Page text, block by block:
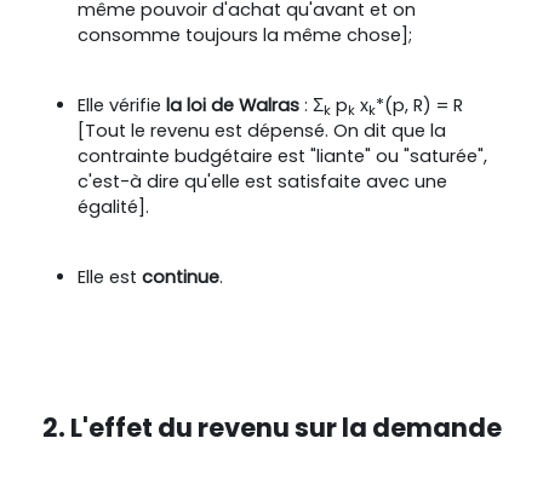
même pouvoir d'achat qu'avant et on
consomme toujours la même chose];
Elle vérifie la loi de Walras : Σk pk xk*(p, R) = R
[Tout le revenu est dépensé. On dit que la
contrainte budgétaire est "liante" ou "saturée",
c'est-à dire qu'elle est satisfaite avec une
égalité].
Elle est continue.
2. L'effet du revenu sur la demande